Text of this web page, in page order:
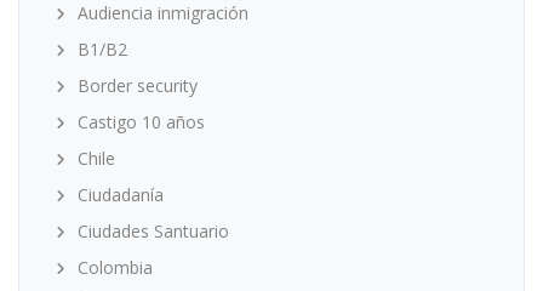
Audiencia inmigración
B1/B2
Border security
Castigo 10 años
Chile
Ciudadanía
Ciudades Santuario
Colombia